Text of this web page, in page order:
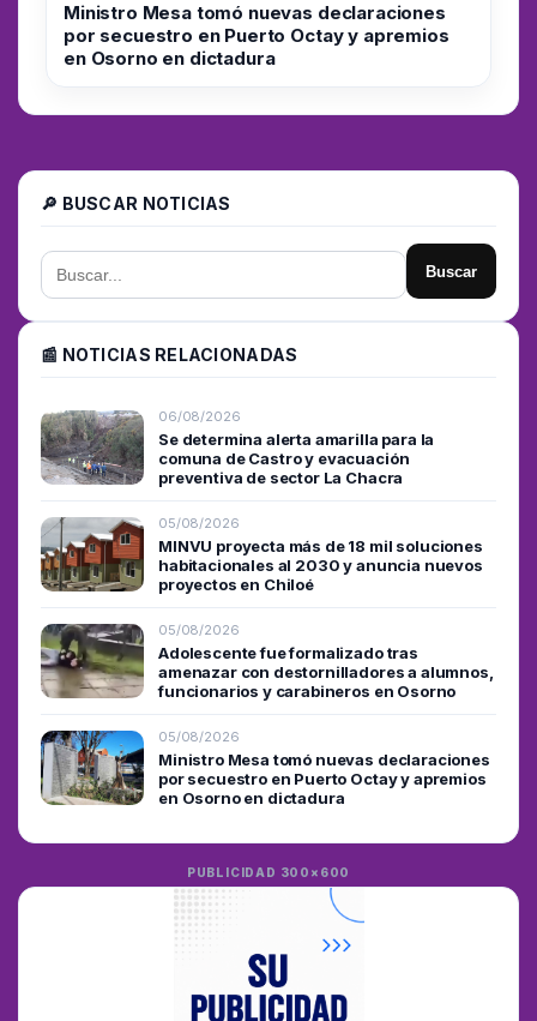
Ministro Mesa tomó nuevas declaraciones
por secuestro en Puerto Octay y apremios
en Osorno en dictadura
🔎 BUSCAR NOTICIAS
Buscar
📰 NOTICIAS RELACIONADAS
06/08/2026
Se determina alerta amarilla para la
comuna de Castro y evacuación
preventiva de sector La Chacra
05/08/2026
MINVU proyecta más de 18 mil soluciones
habitacionales al 2030 y anuncia nuevos
proyectos en Chiloé
05/08/2026
Adolescente fue formalizado tras
amenazar con destornilladores a alumnos,
funcionarios y carabineros en Osorno
05/08/2026
Ministro Mesa tomó nuevas declaraciones
por secuestro en Puerto Octay y apremios
en Osorno en dictadura
PUBLICIDAD 300×600